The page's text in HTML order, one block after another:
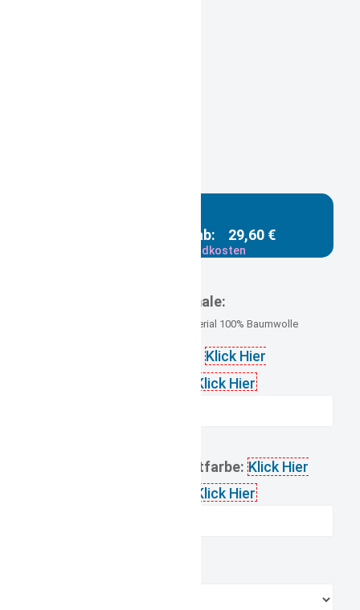
Gesamtpreis ab: 29,60 €
zzgl. Versandkosten
Merkmale:
Größe 100 x 100 cm, Material 100% Baumwolle
Klick Hier
gewünschte Schriftfarbe: Klick Hier